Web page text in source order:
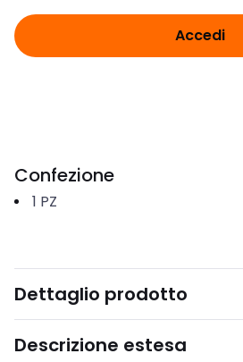
Accedi
Confezione
1 PZ
Dettaglio prodotto
Descrizione estesa